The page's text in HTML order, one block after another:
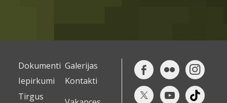
Dokumenti Galerijas
Iepirkumi
Kontakti
Tirgus